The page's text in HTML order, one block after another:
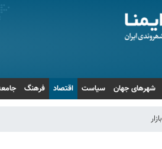
شهرهای جهان سیاست اقتصاد فرهنگ
بازار